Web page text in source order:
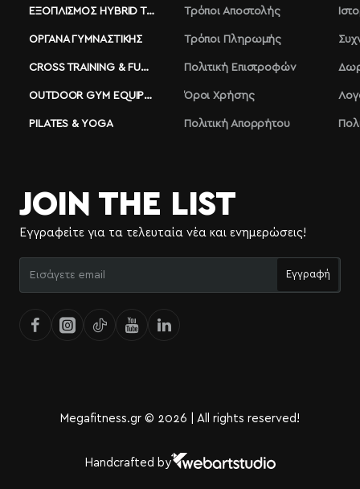
ΕΞΟΠΛΙΣΜΌΣ HYBRID TRAINING
ΌΡΓΑΝΑ ΓΥΜΝΑΣΤΙΚΉΣ
CROSS TRAINING & FUNCTIONAL
OUTDOOR GYM EQUIPMENT
PILATES & YOGA
Τρόποι Αποστολής
Τρόποι Πληρωμής
Πολιτική Επιστροφών
Όροι Χρήσης
Πολιτική Απορρήτου
JOIN THE LIST
Εγγραφείτε για τα τελευταία νέα και ενημερώσεις!
email
Εγγραφή
Megafitness.gr © 2026 | All rights reserved!
Handcrafted by